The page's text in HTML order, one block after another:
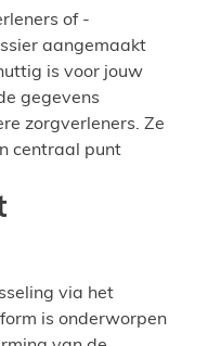
of -
aangemaakt
is voor jouw
gegevens
zorgverleners. Ze
centraal punt
via het
is onderworpen